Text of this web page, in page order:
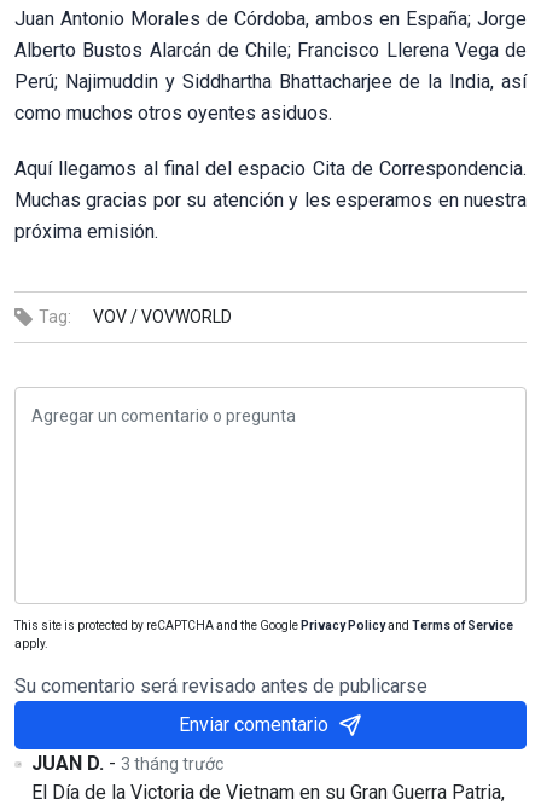
Juan Antonio Morales de Córdoba, ambos en España; Jorge
Alberto Bustos Alarcán de Chile; Francisco Llerena Vega de
Perú; Najimuddin y Siddhartha Bhattacharjee de la India, así
como muchos otros oyentes asiduos.
Aquí llegamos al final del espacio Cita de Correspondencia.
Muchas gracias por su atención y les esperamos en nuestra
próxima emisión.
Tag: VOV /VOVWORLD
This site is protected by reCAPTCHA and the Google Privacy Policyand Terms of Service
apply.
Su comentario será revisado antes de publicarse
Enviar comentario
JUAN D. - 3 tháng trước
El Día de la Victoria de Vietnam en su Gran Guerra Patria,